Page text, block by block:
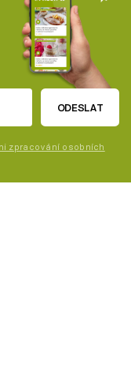
ODESLAT
zpracování osobních